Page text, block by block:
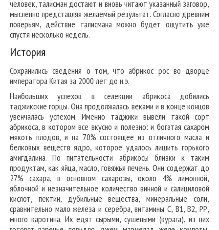
человек, талисман достают и вновь читают указанный заговор,
мысленно представляя желаемый результат. Согласно древним
поверьям, действие талисмана можно будет ощутить уже
спустя несколько недель.
История
Сохранились сведения о том, что абрикос рос во дворце
императора Китая за 2000 лет до н.э.
Наибольших успехов в селекции абрикоса добились
таджикские горцы. Она продолжалась веками и в конце концов
увенчалась успехом. Именно таджики вывели такой сорт
абрикоса, в котором все вкусно и полезно: и богатая сахаром
мякоть плодов, и на 70% состоящее из отличного масла и
белковых веществ ядро, которое удалось лишить горького
амигдалина. По питательности абрикосы близки к таким
продуктам, как яйца, масло, говяжья печень. Они содержат до
27% сахара, в основном сахарозы, около 4% лимонной,
яблочной и незначительное количество винной и салициловой
кислот, пектин, дубильные вещества, минеральные соли,
сравнительно мало железа и серебра, витамины С, В1, В2, РР,
много каротина. Их едят сырыми, сушеными (курага), из них